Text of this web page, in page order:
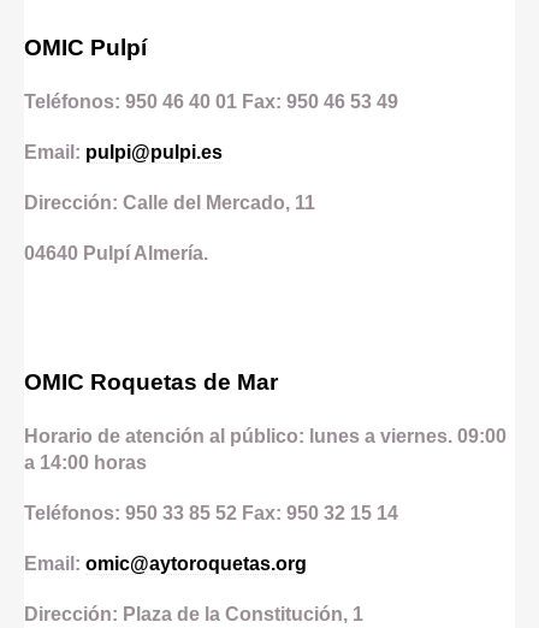
OMIC Pulpí
Teléfonos: 950 46 40 01 Fax: 950 46 53 49
Email: pulpi@pulpi.es
Dirección: Calle del Mercado, 11
04640 Pulpí Almería.
OMIC Roquetas de Mar
Horario de atención al público: lunes a viernes. 09:00
a 14:00 horas
Teléfonos: 950 33 85 52 Fax: 950 32 15 14
Email: omic@aytoroquetas.org
Dirección: Plaza de la Constitución, 1